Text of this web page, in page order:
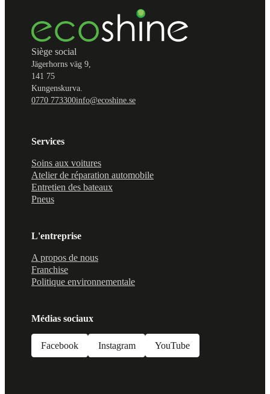
Siège social
Jägerhorns väg 9,
141 75
Kungenskurva.
0770 773300info@ecoshine.se
Services
Soins aux voitures
Atelier de réparation automobile
Entretien des bateaux
Pneus
L'entreprise
A propos de nous
Franchise
Politique environnementale
Médias sociaux
Facebook Instagram YouTube